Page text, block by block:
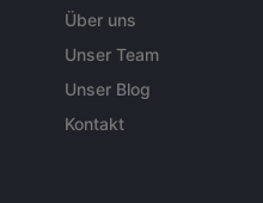
Über uns
Unser Team
Unser Blog
Kontakt